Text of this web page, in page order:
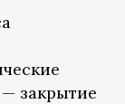
закрытие